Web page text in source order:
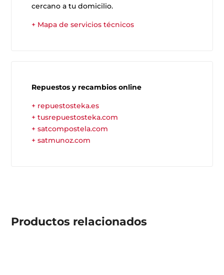
cercano a tu domicilio.
+ Mapa de servicios técnicos
Repuestos y recambios online
+ repuestosteka.es
+ tusrepuestosteka.com
+ satcompostela.com
+ satmunoz.com
Productos relacionados